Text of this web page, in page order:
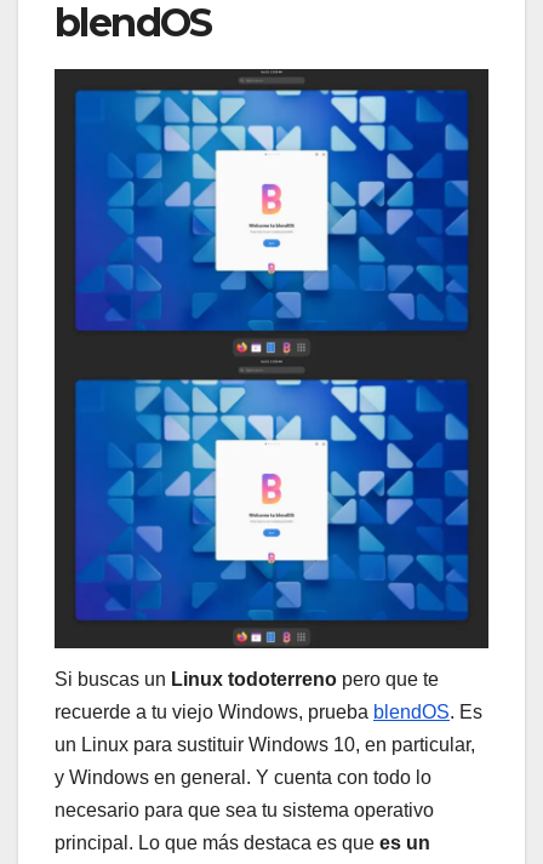
blendOS
Si buscas un Linux todoterreno pero que te
recuerde a tu viejo Windows, prueba blendOS. Es
un Linux para sustituir Windows 10, en particular,
y Windows en general. Y cuenta con todo lo
necesario para que sea tu sistema operativo
principal. Lo que más destaca es que es un